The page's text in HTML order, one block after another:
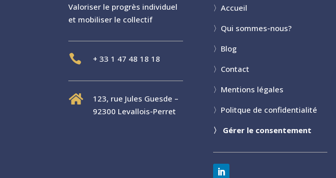
Valoriser le progrès individuel
et mobiliser le collectif
 + 33 1 47 48 18 18

123, rue Jules Guesde –
92300 Levallois-Perret
〉 Accueil
〉 Qui sommes-nous?
〉 Blog
〉 Contact
〉 Mentions légales
〉 Politque de confidentialité
〉 Gérer le consentement